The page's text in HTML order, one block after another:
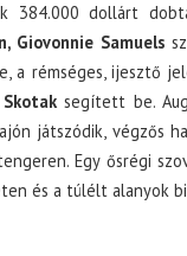
384.000 dollárt
Giovonnie Samuels
a rémséges, ijesztő
segített be.
játszódik, végzős
Egy ősrégi
és a túlélt alanyok